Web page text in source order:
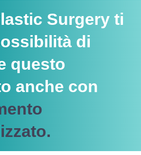
Surgery ti
di
questo
anche con